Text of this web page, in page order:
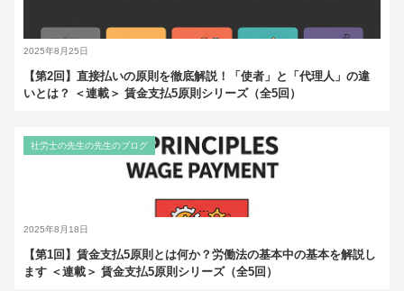
2025年8月25日
【第2回】直接払いの原則を徹底解説！「使者」と「代理人」の違
いとは？ ＜連載＞ 賃金支払5原則シリーズ（全5回）
2025年8月18日
社労士の先生の先生のブログ
【第1回】賃金支払5原則とは何か？労働法の基本中の基本を解説し
ます ＜連載＞ 賃金支払5原則シリーズ（全5回）